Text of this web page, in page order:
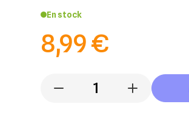
En stock
8,99 €
- +